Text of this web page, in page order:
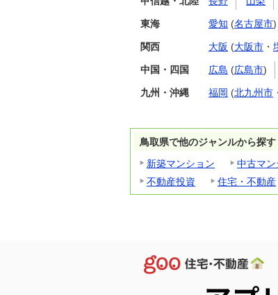
東海 愛知 (名古屋市)
関西 大阪 (大阪市 ・
中国・四国 広島 (広島市)
九州・沖縄 福岡 (北九州市
鳥取県で他のジャンルから探す
新築マンション
中古マン
不動産投資
住宅・不動産